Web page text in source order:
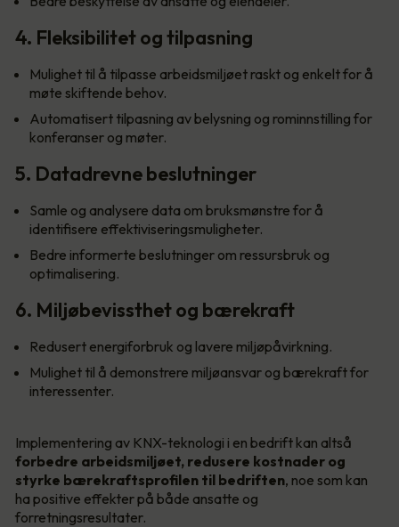
4. Fleksibilitet og tilpasning
Mulighet til å tilpasse arbeidsmiljøet raskt og enkelt for å
møte skiftende behov.
Automatisert tilpasning av belysning og rominnstilling for
konferanser og møter.
5. Datadrevne beslutninger
Samle og analysere data om bruksmønstre for å
identifisere effektiviseringsmuligheter.
Bedre informerte beslutninger om ressursbruk og
optimalisering.
6. Miljøbevissthet og bærekraft
Redusert energiforbruk og lavere miljøpåvirkning.
Mulighet til å demonstrere miljøansvar og bærekraft for
interessenter.
Implementering av KNX-teknologi i en bedrift kan altså
forbedre arbeidsmiljøet, redusere kostnader og
styrke bærekraftsprofilen til bedriften, noe som kan
ha positive effekter på både ansatte og
forretningsresultater.